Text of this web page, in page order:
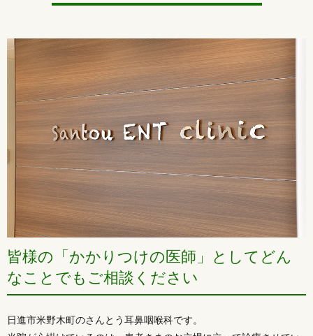
皆様の「かかりつけの医師」としてどん
なことでもご相談ください
日進市米野木町のさんとう耳鼻咽喉科です。